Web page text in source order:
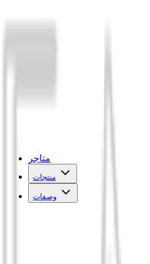
متاجر
منتجات
وصفات